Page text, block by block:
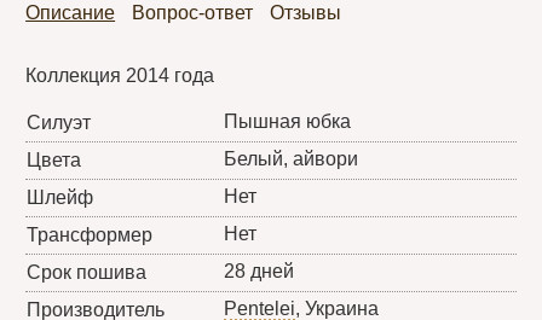
Описание Вопрос-ответ Отзывы
Коллекция 2014 года
Силуэт
Пышная юбка
Цвета
Белый, айвори
Шлейф
Нет
Трансформер
Нет
Срок пошива
28 дней
Производитель
Pentelei, Украина